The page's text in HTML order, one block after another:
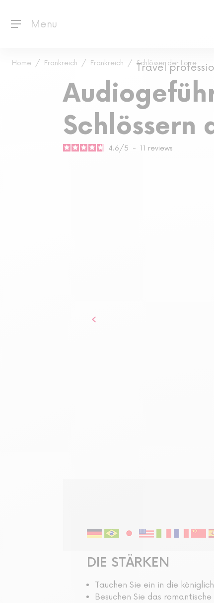
Menu
Travel
Home Frankreich Frankreich Schlösser der Loire
Schlössern
4.6/5 - 11 reviews
DIE STÄRKEN
Tauchen Sie ein in die
Besuchen Sie das